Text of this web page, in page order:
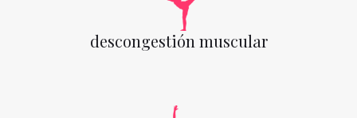
descongestión muscular